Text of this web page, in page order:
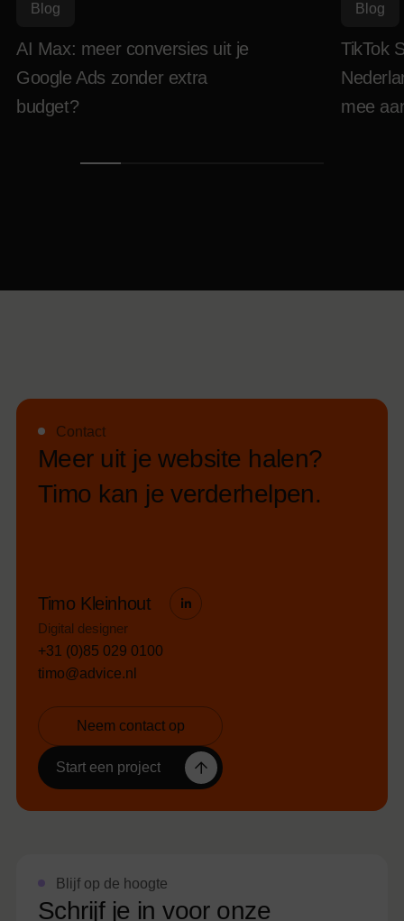
Blog
AI Max: meer conversies uit je
Google Ads zonder extra
budget?
Blog
TikTok
mee
Contact
Meer uit je website halen?
Timo kan je verderhelpen.
Timo Kleinhout
Digital designer
+31 (0)85 029 0100
timo@advice.nl
Blijf op de hoogte
Schrijf je in voor onze